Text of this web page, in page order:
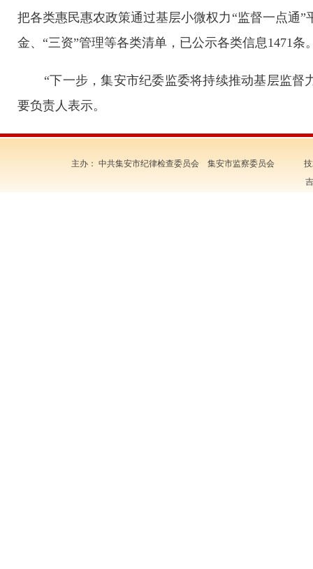
把各类惠民惠农政策通过基层小微权力“监督一点通
金、“三资”管理等各类清单，已公示各类信息1471条
“下一步，集安市纪委监委将持续推动基层监
要负责人表示。
主办： 中共集安市纪律检查委员会 集安市监察委员会 技